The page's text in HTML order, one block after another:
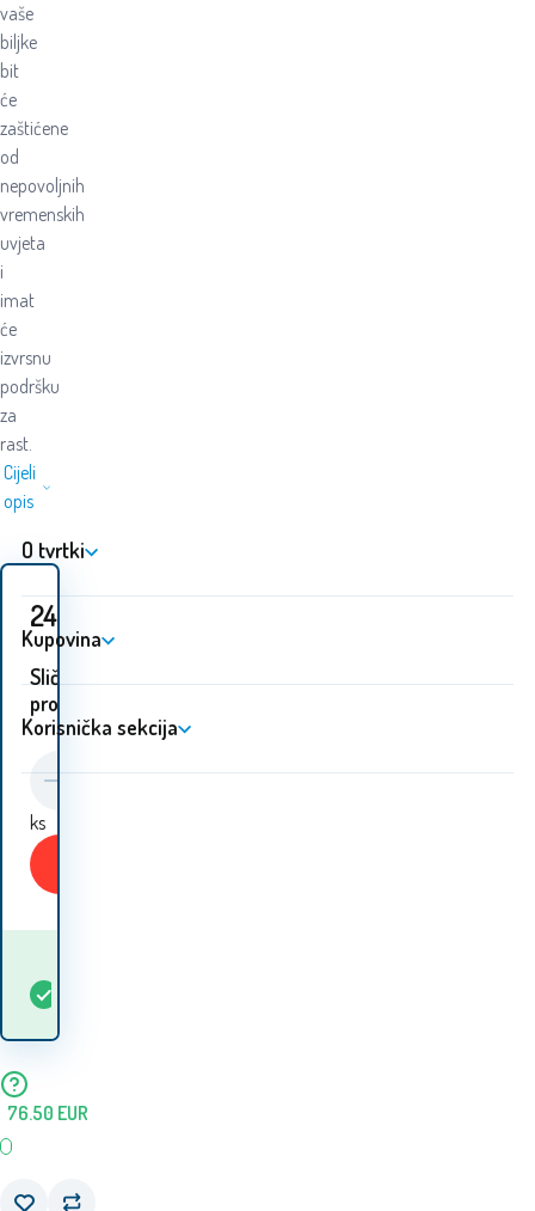
vaše
biljke
bit
će
zaštićene
od
nepovoljnih
vremenskih
uvjeta
i
imat
će
izvrsnu
podršku
za
rast.
Cijeli
opis
24.30
Slični
proizvodi:
ks
76.50 EUR
O tvrtki
Kupovina
Korisnička sekcija